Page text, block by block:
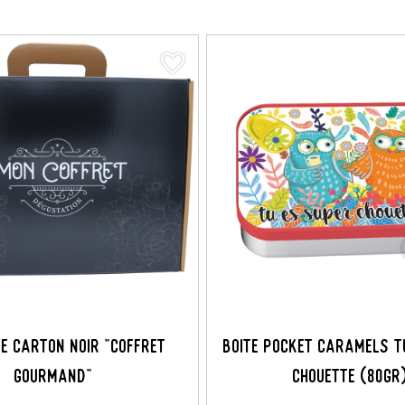
CARTON NOIR "COFFRET
GOURMAND"
favorite_border
BOITE POCKET CARAMELS
CHOUETTE